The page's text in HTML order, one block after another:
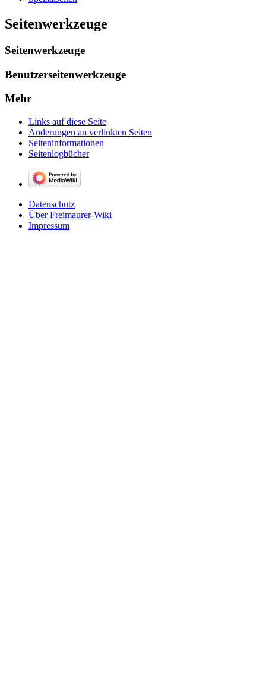
Seitenwerkzeuge
Seitenwerkzeuge
Benutzerseitenwerkzeuge
Mehr
Links auf diese Seite
Änderungen an verlinkten Seiten
Seiten­­informationen
Seitenlogbücher
Datenschutz
Über Freimaurer-Wiki
Impressum